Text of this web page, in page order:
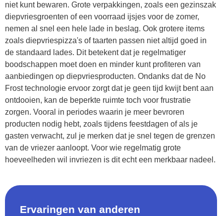
niet kunt bewaren. Grote verpakkingen, zoals een gezinszak
diepvriesgroenten of een voorraad ijsjes voor de zomer,
nemen al snel een hele lade in beslag. Ook grotere items
zoals diepvriespizza's of taarten passen niet altijd goed in
de standaard lades. Dit betekent dat je regelmatiger
boodschappen moet doen en minder kunt profiteren van
aanbiedingen op diepvriesproducten. Ondanks dat de No
Frost technologie ervoor zorgt dat je geen tijd kwijt bent aan
ontdooien, kan de beperkte ruimte toch voor frustratie
zorgen. Vooral in periodes waarin je meer bevroren
producten nodig hebt, zoals tijdens feestdagen of als je
gasten verwacht, zul je merken dat je snel tegen de grenzen
van de vriezer aanloopt. Voor wie regelmatig grote
hoeveelheden wil invriezen is dit echt een merkbaar nadeel.
Ervaringen van anderen